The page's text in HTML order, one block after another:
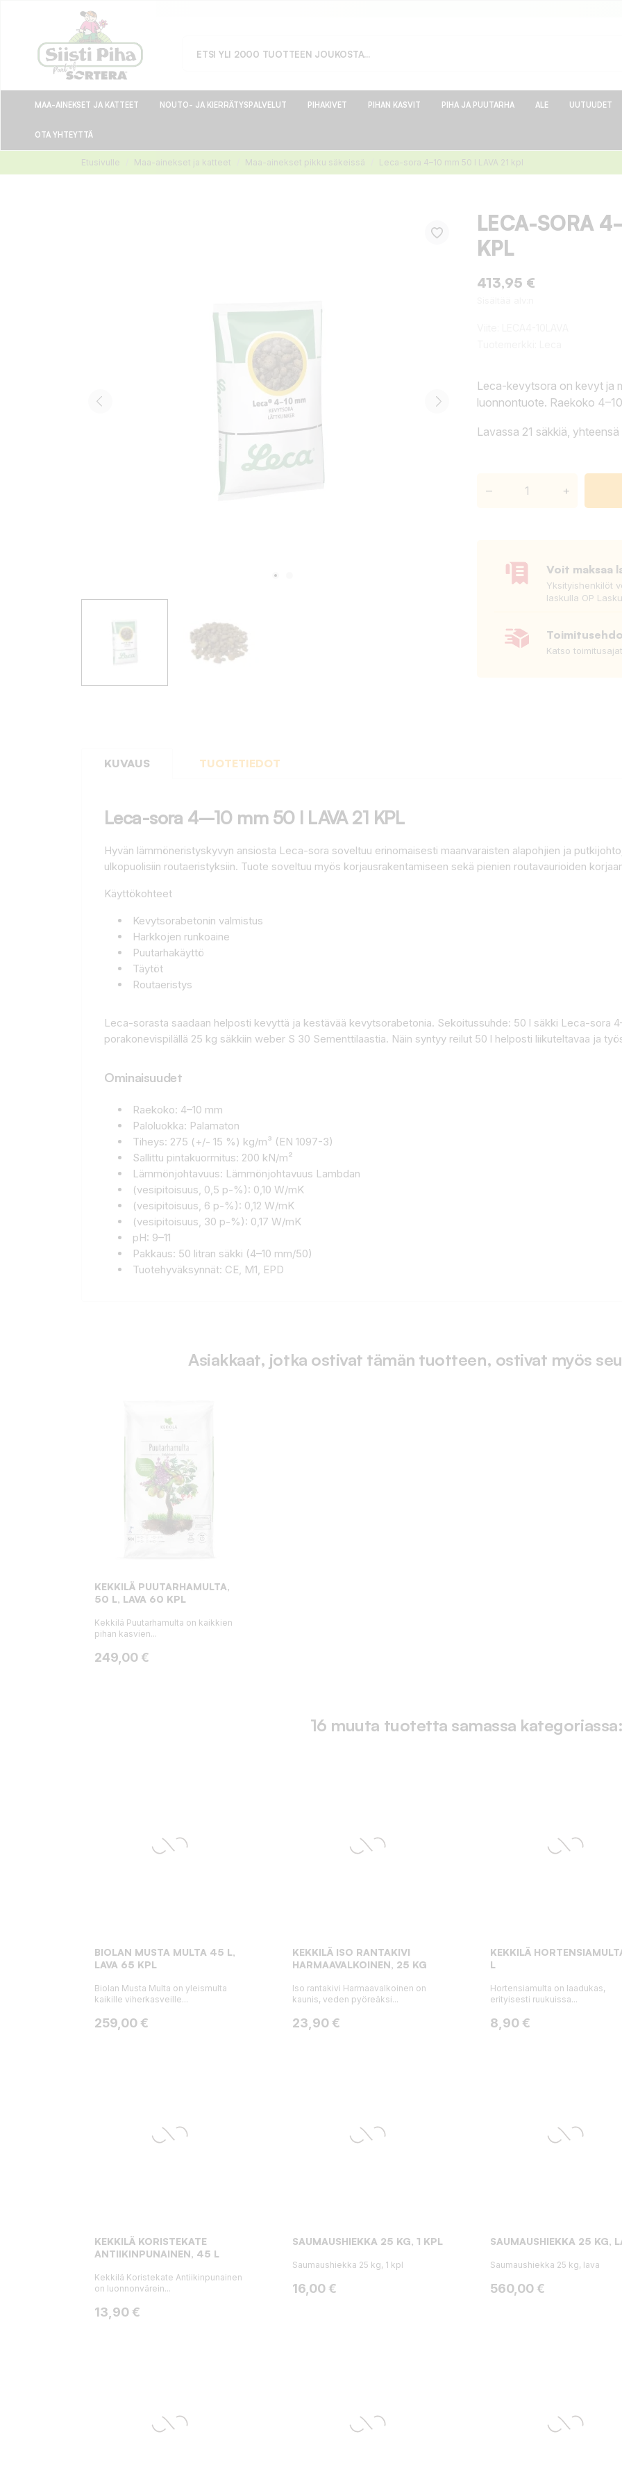
MAA-AINEKSET JA KATTEET NOUTO- JA KIERRÄTYSPALVELUT PIHAKIVET PIHAN KASVIT PIHA JA PUUTARHA ALE UUTUUDET
OTA YHTEYTTÄ
Etusivulle Maa-ainekset ja katteet Maa-ainekset pikku säkeissä Leca-sora 4–10 mm 50 l LAVA 21 kpl
LECA-SORA
KPL
413,95 €
Leca-kevytsora on kevyt ja
luonnontuote. Raekoko
Lavassa 21 säkkiä,
– +
Voit maksaa
Yksityishenkilöt
laskulla OP
Katso
KUVAUS TUOTETIEDOT
Leca-sora 4–10 mm 50 l LAVA 21 KPL
Hyvän lämmöneristyskyvyn ansiosta Leca-sora soveltuu erinomaisesti maanvaraisten alapohjien ja
ulkopuolisiin routaeristyksiin. Tuote soveltuu myös korjausrakentamiseen sekä pienien routavaurioiden
Käyttökohteet
Kevytsorabetonin valmistus
Harkkojen runkoaine
Puutarhakäyttö
Täytöt
Routaeristys
Leca-sorasta saadaan helposti kevyttä ja kestävää kevytsorabetonia. Sekoitussuhde: 50 l säkki Leca-sora
porakonevispilällä 25 kg säkkiin weber S 30 Sementtilaastia. Näin syntyy reilut 50 l helposti liikuteltavaa ja
Ominaisuudet
Raekoko: 4–10 mm
Paloluokka: Palamaton
Tiheys: 275 (+/- 15 %) kg/m³ (EN 1097-3)
Sallittu pintakuormitus: 200 kN/m²
Lämmönjohtavuus: Lämmönjohtavuus Lambdan
(vesipitoisuus, 0,5 p-%): 0,10 W/mK
(vesipitoisuus, 6 p-%): 0,12 W/mK
(vesipitoisuus, 30 p-%): 0,17 W/mK
pH: 9–11
Pakkaus: 50 litran säkki (4–10 mm/50)
Tuotehyväksynnät: CE, M1, EPD
Asiakkaat, jotka ostivat tämän tuotteen, ostivat myös
KEKKILÄ PUUTARHAMULTA,
50 L, LAVA 60 KPL
Kekkilä Puutarhamulta on kaikkien
pihan kasvien...
Hinta
249,00 €
16 muuta tuotetta samassa
BIOLAN MUSTA MULTA 45 L,
LAVA 65 KPL
Biolan Musta Multa on yleismulta
kaikille viherkasveille...
Hinta
259,00 €
KEKKILÄ ISO RANTAKIVI
HARMAAVALKOINEN, 25 KG
Iso rantakivi Harmaavalkoinen on
kaunis, veden pyöreäksi...
Hinta
23,90 €
KEKKILÄ
L
Hortensiamulta on laadukas,
erityisesti ruukuissa...
Hinta
8,90 €
KEKKILÄ KORISTEKATE
ANTIIKINPUNAINEN, 45 L
Kekkilä Koristekate Antiikinpunainen
on luonnonvärein...
Hinta
13,90 €
SAUMAUSHIEKKA 25 KG, 1 KPL
Saumaushiekka 25 kg, 1 kpl
Hinta
16,00 €
SAUMAUSHIEKKA 25 KG,
Saumaushiekka 25 kg, lava
Hinta
560,00 €